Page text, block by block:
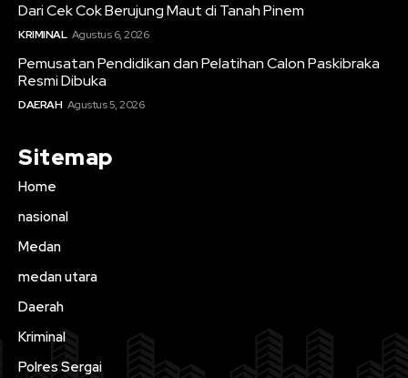
Dari Cek Cok Berujung Maut di Tanah Pinem
KRIMINAL Agustus 6, 2026
Pemusatan Pendidikan dan Pelatihan Calon Paskibraka
Resmi Dibuka
DAERAH Agustus 5, 2026
Sitemap
Home
nasional
Medan
medan utara
Daerah
Kriminal
Polres Sergai